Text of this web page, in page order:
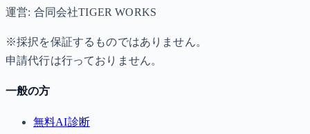
運営: 合同会社TIGER WORKS
※採択を保証するものではありません。
申請代行は行っておりません。
一般の方
無料AI診断